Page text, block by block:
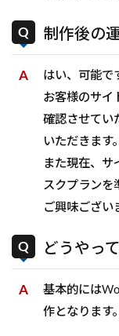
制作後の
はい、可能で
お客様のサイ
確認させてい
いただきます。
また現在、サ
スクプランを
ご興味ござい
どうやっ
基本的には
作となります。